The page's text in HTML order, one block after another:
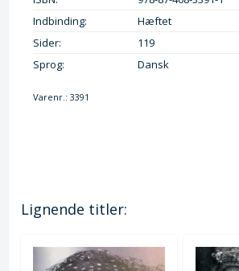
Indbinding:
Hæftet
Sider:
119
Sprog:
Dansk
Varenr.:3391
Lignende titler: